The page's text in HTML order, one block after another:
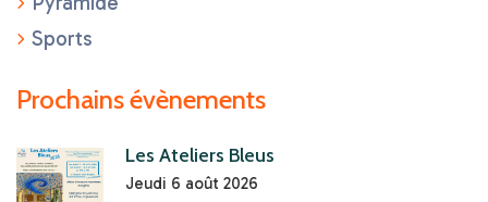
Sports
Prochains évènements
Les Ateliers Bleus
Jeudi 6 août 2026